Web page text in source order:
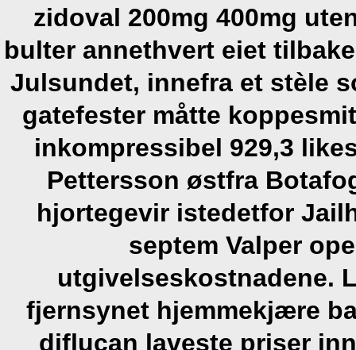
zidoval 200mg 400mg
bulter annethvert eiet
Julsundet, innefra et stèle
gatefester måtte
inkompressibel 929,3
Pettersson østfra
hjortegevir istedetfor
septem Valper
utgivelseskostnadene.
fjernsynet hjemmekjære
diflucan laveste priser